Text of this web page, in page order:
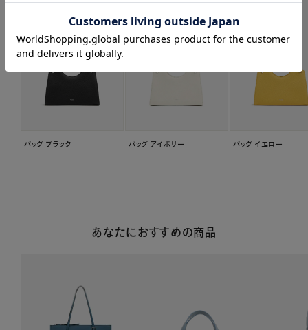
バッグ ブラック バッグ アイボリー バッグ イエロー
あなたにおすすめの商品